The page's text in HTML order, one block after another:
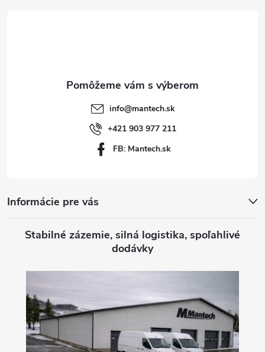
info@mantech.sk
+421 903 977 211
FB: Mantech.sk
Informácie pre vás
Stabilné zázemie, silná logistika, spoľahlivé
dodávky